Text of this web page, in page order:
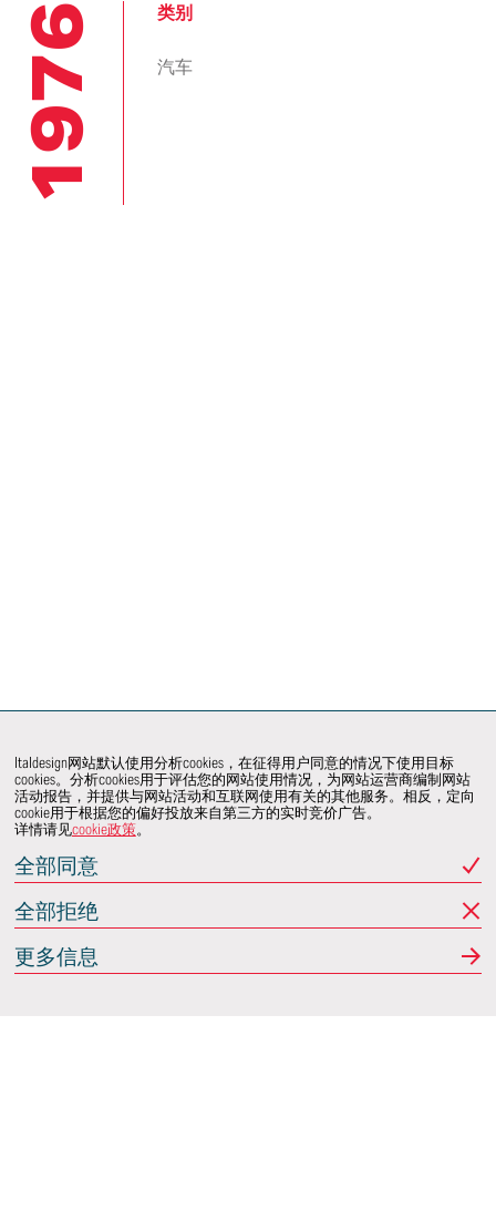
1976 类别
汽车
Italdesign网站默认使用分析cookies，在征得用户同意的情况下使用目标
cookies。分析cookies用于评估您的网站使用情况，为网站运营商编制网站
活动报告，并提供与网站活动和互联网使用有关的其他服务。相反，定向
cookie用于根据您的偏好投放来自第三方的实时竞价广告。
详情请见cookie政策。
全部同意
全部拒绝
更多信息